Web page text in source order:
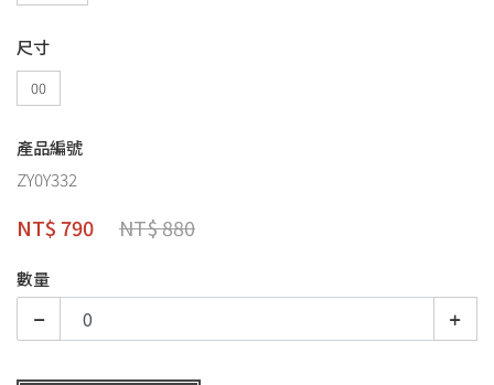
尺寸
00
產品編號
ZY0Y332
NT$ 790 NT$ 880
數量